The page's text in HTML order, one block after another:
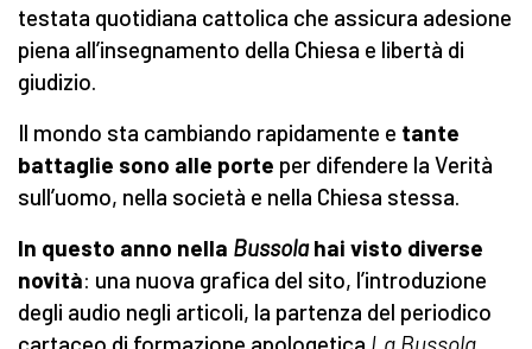
testata quotidiana cattolica che assicura adesione
piena all’insegnamento della Chiesa e libertà di
giudizio.
Il mondo sta cambiando rapidamente e tante
battaglie sono alle porte per difendere la Verità
sull’uomo, nella società e nella Chiesa stessa.
In questo anno nella Bussolahai visto diverse
novità: una nuova grafica del sito, l’introduzione
degli audio negli articoli, la partenza del periodico